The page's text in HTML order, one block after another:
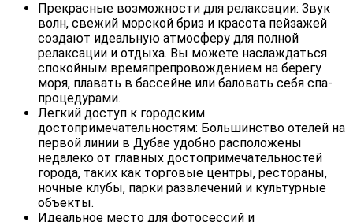
Прекрасные возможности для релаксации: Звук
волн, свежий морской бриз и красота пейзажей
создают идеальную атмосферу для полной
релаксации и отдыха. Вы можете наслаждаться
спокойным времяпрепровождением на берегу
моря, плавать в бассейне или баловать себя спа-
процедурами.
Легкий доступ к городским
достопримечательностям: Большинство отелей на
первой линии в Дубае удобно расположены
недалеко от главных достопримечательностей
города, таких как торговые центры, рестораны,
ночные клубы, парки развлечений и культурные
объекты.
Идеальное место для фотосессий и